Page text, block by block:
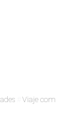
Viaje com